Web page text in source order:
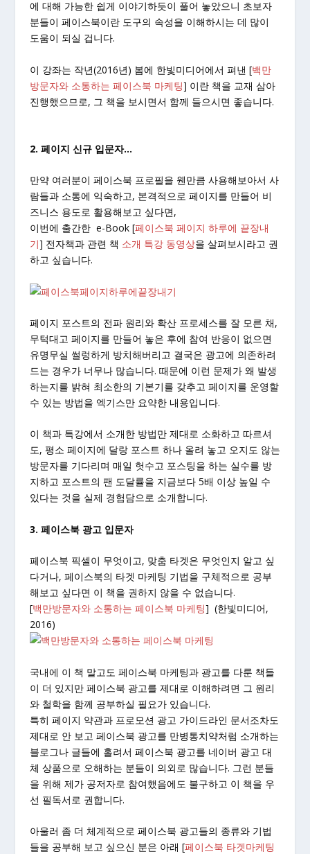
에 대해 가능한 쉽게 이야기하듯이 풀어 놓았으니 초보자
분들이 페이스북이란 도구의 속성을 이해하시는 데 많이
도움이 되실 겁니다.
이 강좌는 작년(2016년) 봄에 한빛미디어에서 펴낸 [백만
방문자와 소통하는 페이스북 마케팅] 이란 책을 교재 삼아
진행했으므로, 그 책을 보시면서 함께 들으시면 좋습니다.
2. 페이지 신규 입문자…
만약 여러분이 페이스북 프로필을 웬만큼 사용해보아서 사
람들과 소통에 익숙하고, 본격적으로 페이지를 만들어 비
즈니스 용도로 활용해보고 싶다면,
이번에 출간한 e-Book [페이스북 페이지 하루에 끝장내
기] 전자책과 관련 책 소개 특강 동영상을 살펴보시라고 권
하고 싶습니다.
페이지 포스트의 전파 원리와 확산 프로세스를 잘 모른 채,
무턱대고 페이지를 만들어 놓은 후에 참여 반응이 없으면
유명무실 썰렁하게 방치해버리고 결국은 광고에 의존하려
드는 경우가 너무나 많습니다. 때문에 이런 문제가 왜 발생
하는지를 밝혀 최소한의 기본기를 갖추고 페이지를 운영할
수 있는 방법을 엑기스만 요약한 내용입니다.
이 책과 특강에서 소개한 방법만 제대로 소화하고 따르셔
도, 평소 페이지에 달랑 포스트 하나 올려 놓고 오지도 않는
방문자를 기다리며 매일 헛수고 포스팅을 하는 실수를 방
지하고 포스트의 팬 도달률을 지금보다 5배 이상 높일 수
있다는 것을 실제 경험담으로 소개합니다.
3. 페이스북 광고 입문자
페이스북 픽셀이 무엇이고, 맞춤 타겟은 무엇인지 알고 싶
다거나, 페이스북의 타겟 마케팅 기법을 구체적으로 공부
해보고 싶다면 이 책을 권하지 않을 수 없습니다.
[백만방문자와 소통하는 페이스북 마케팅] (한빛미디어,
2016)
국내에 이 책 말고도 페이스북 마케팅과 광고를 다룬 책들
이 더 있지만 페이스북 광고를 제대로 이해하려면 그 원리
와 철학을 함께 공부하실 필요가 있습니다.
특히 페이지 약관과 프로모션 광고 가이드라인 문서조차도
제대로 안 보고 페이스북 광고를 만병통치약처럼 소개하는
블로그나 글들에 홀려서 페이스북 광고를 네이버 광고 대
체 상품으로 오해하는 분들이 의외로 많습니다. 그런 분들
을 위해 제가 공저자로 참여했음에도 불구하고 이 책을 우
선 필독서로 권합니다.
아울러 좀 더 체계적으로 페이스북 광고들의 종류와 기법
들을 공부해 보고 싶으신 분은 아래 [페이스북 타겟마케팅